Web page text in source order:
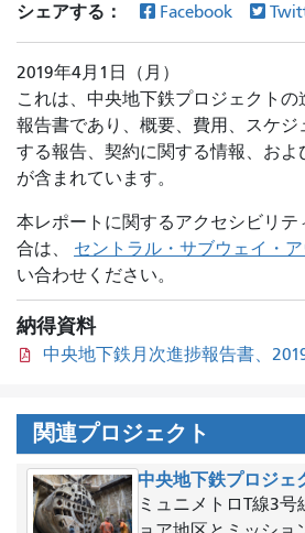
シェアする： Facebook
2019年4月1日（月）
これは、中央地下鉄プロジェクト
報告書であり、概要、費用、スケジ
する報告、契約に関する情報、お
が含まれています。
本レポートに関するアクセシビリ
合は、 セントラル・サブウェイ・
い合わせください。
納得資料
中央地下鉄月次進捗報告書、
関連プロジェクト
中央地下鉄プロジェ
ミュニメトロT線3